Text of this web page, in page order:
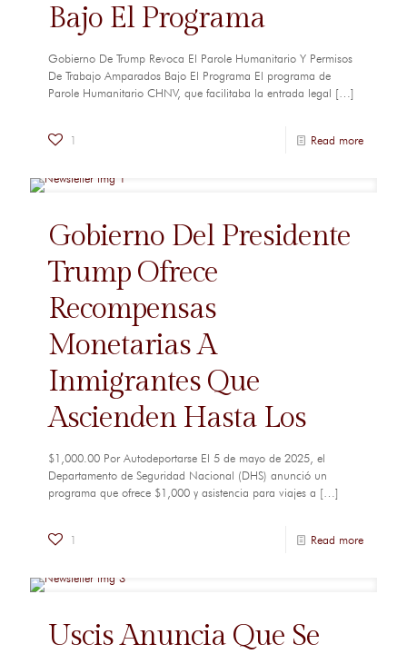
Bajo El Programa
Gobierno De Trump Revoca El Parole Humanitario Y Permisos
De Trabajo Amparados Bajo El Programa El programa de
Parole Humanitario CHNV, que facilitaba la entrada legal […]
1 Read more
Gobierno Del Presidente
Trump Ofrece
Recompensas
Monetarias A
Inmigrantes Que
Ascienden Hasta Los
$1,000.00 Por Autodeportarse El 5 de mayo de 2025, el
Departamento de Seguridad Nacional (DHS) anunció un
programa que ofrece $1,000 y asistencia para viajes a […]
1 Read more
Uscis Anuncia Que Se